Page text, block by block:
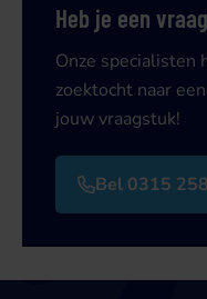
Heb je een
Onze specialisten
zoektocht naar
jouw vraagstuk!
Bel 0315